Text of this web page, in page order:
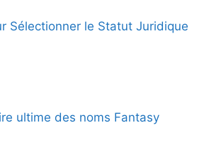
Sélectionner le Statut Juridique
ultime des noms Fantasy